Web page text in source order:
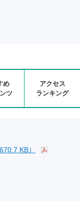
め
ツ
アクセス
ランキング
KB）